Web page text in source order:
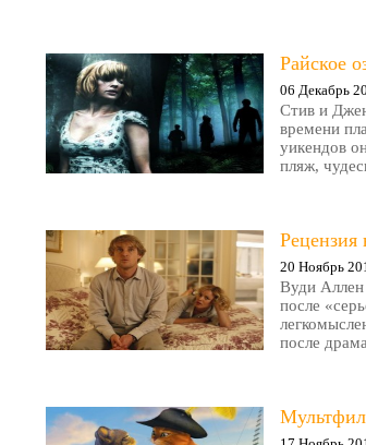
Райское
06 Декабрь
Стив и
времени
уикендов
пляж,
20 Ноябрь
Вуди Аллен
после
после